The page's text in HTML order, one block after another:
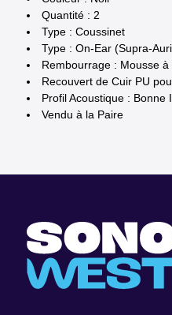
Quantité : 2
Type : Coussinet
Type : On-Ear (Supra-
Rembourrage : Mousse
Recouvert de Cuir PU
Profil Acoustique : Bonne
Vendu à la Paire